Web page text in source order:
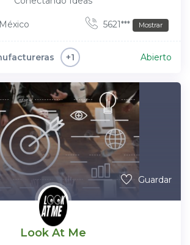
5621*** Mostrar
+1 Abierto
Guardar
Look At Me